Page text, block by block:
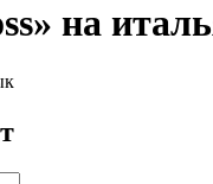
на